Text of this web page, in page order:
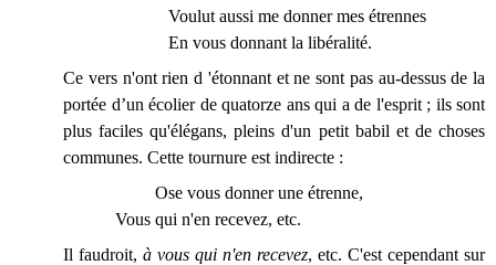
Voulut aussi me donner mes étrennes
En vous donnant la libéralité.
Ce vers n'ont rien d 'étonnant et ne sont pas au-dessus de la
portée d’un écolier de quatorze ans qui a de l'esprit ; ils sont
plus faciles qu'élégans, pleins d'un petit babil et de choses
communes. Cette tournure est indirecte :
Ose vous donner une étrenne,
Vous qui n'en recevez, etc.
Il faudroit, à vous qui n'en recevez, etc. C'est cependant sur